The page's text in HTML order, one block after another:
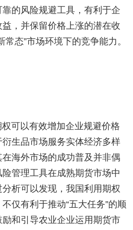
的风险规避工具，有利于企
，并保留价格上涨的潜在收
态”市场环境下的竞争能力。
可以有效增加企业规避价格
生品市场服务实体经济多样
海外市场的成功普及并非偶
管理工具在成熟期货市场中
析可以发现，我国利用期权
仅有利于推动“五大任务”的顺
和引导农业企业运用期货市